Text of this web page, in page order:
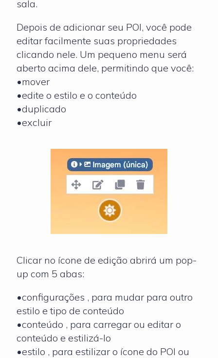
sala.
Depois de adicionar seu POI, você pode
editar facilmente suas propriedades
clicando nele. Um pequeno menu será
aberto acima dele, permitindo que você:
•mover
•edite o estilo e o conteúdo
•duplicado
•excluir
Clicar no ícone de edição abrirá um pop-
up com 5 abas:
•configurações , para mudar para outro
estilo e tipo de conteúdo
•conteúdo , para carregar ou editar o
conteúdo e estilizá-lo
•estilo , para estilizar o ícone do POI ou